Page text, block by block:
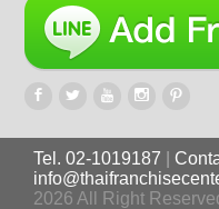
Tel. 02-1019187
2026 All Right